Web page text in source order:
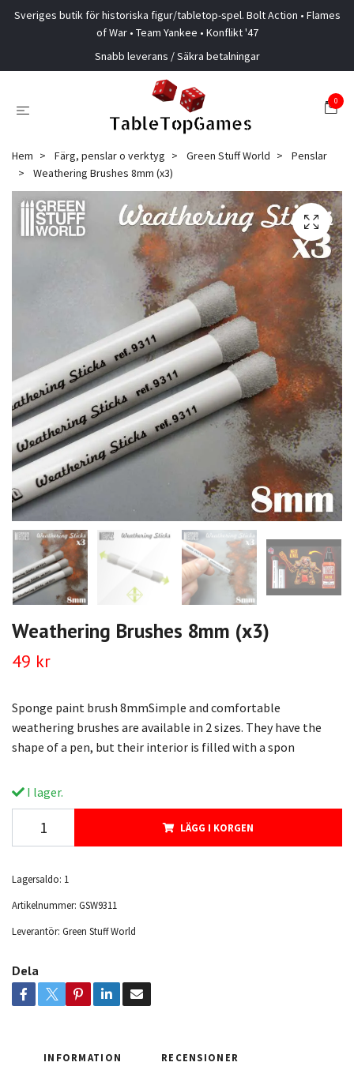
Sveriges butik för historiska figur/tabletop-spel. Bolt Action • Flames
of War • Team Yankee • Konflikt '47
Snabb leverans / Säkra betalningar
0
Hem Färg, penslar o verktyg Green Stuff World
Penslar
Weathering Brushes 8mm (x3)
Weathering Brushes 8mm (x3)
49 kr
Sponge paint brush 8mmSimple and comfortable
weathering brushes are available in 2 sizes. They have the
shape of a pen, but their interior is filled with a spon
I lager.
LÄGG I KORGEN
Lagersaldo: 1
Artikelnummer: GSW9311
Leverantör: Green Stuff World
Dela
INFORMATION RECENSIONER